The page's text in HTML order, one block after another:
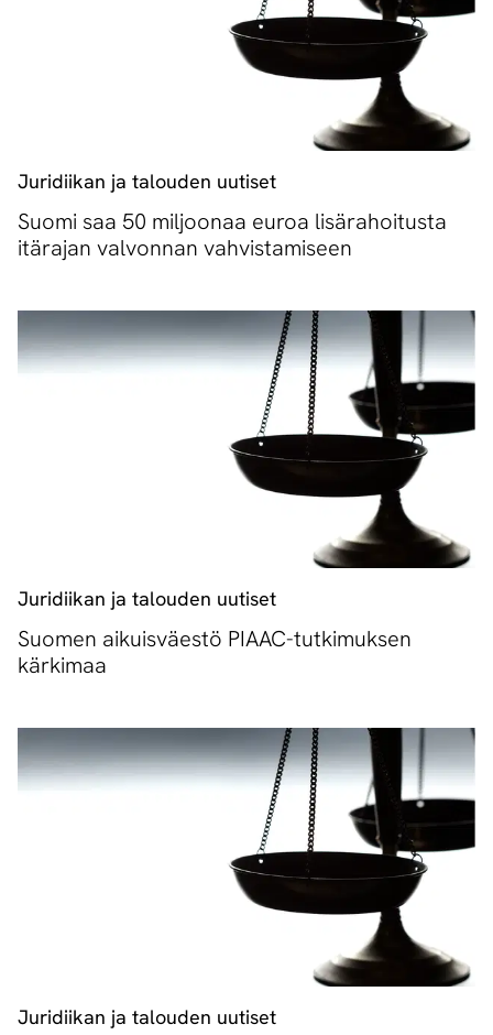
Juridiikan ja talouden uutiset
Suomi saa 50 miljoonaa euroa lisärahoitusta
itärajan valvonnan vahvistamiseen
Juridiikan ja talouden uutiset
Suomen aikuisväestö PIAAC-tutkimuksen
kärkimaa
Juridiikan ja talouden uutiset